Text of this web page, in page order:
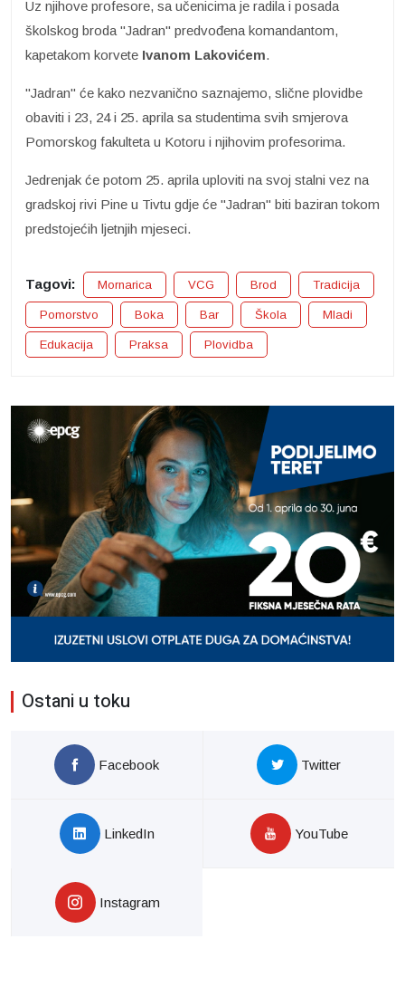
Uz njihove profesore, sa učenicima je radila i posada
školskog broda "Jadran" predvođena komandantom,
kapetakom korvete Ivanom Lakovićem.
"Jadran" će kako nezvanično saznajemo, slične plovidbe
obaviti i 23, 24 i 25. aprila sa studentima svih smjerova
Pomorskog fakulteta u Kotoru i njihovim profesorima.
Jedrenjak će potom 25. aprila uploviti na svoj stalni vez na
gradskoj rivi Pine u Tivtu gdje će "Jadran" biti baziran tokom
predstojećih ljetnjih mjeseci.
Tagovi: Mornarica VCG Brod Tradicija
Pomorstvo Boka Bar Škola Mladi
Edukacija Praksa Plovidba
Ostani u toku
Facebook Twitter
LinkedIn YouTube
Instagram